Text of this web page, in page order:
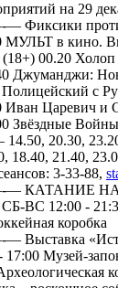
на 29
против
МУЛЬТ в кино.
00.20
Джуманджи:
с
Иван Царевич и
Звёздные
20.30,
18.40, 21.40,
3-33-88,
НА
ВС 12:00 -
коробка
17:00 Музей-